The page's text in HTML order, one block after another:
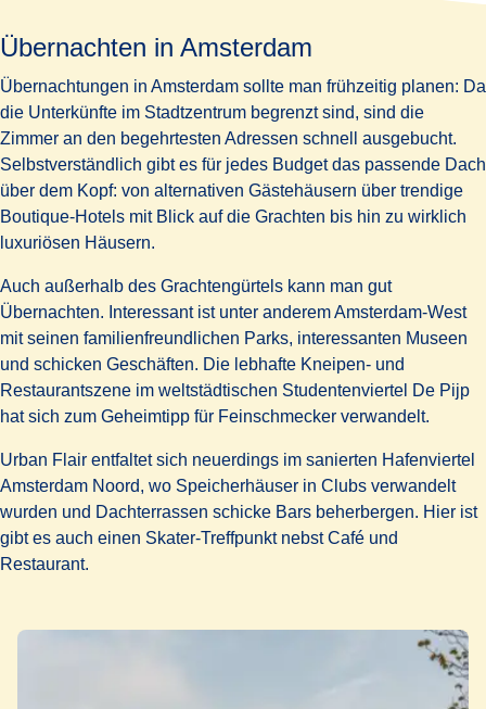
Übernachten in Amsterdam
Übernachtungen in Amsterdam sollte man frühzeitig planen: Da
die Unterkünfte im Stadtzentrum begrenzt sind, sind die
Zimmer an den begehrtesten Adressen schnell ausgebucht.
Selbstverständlich gibt es für jedes Budget das passende Dach
über dem Kopf: von alternativen Gästehäusern über trendige
Boutique-Hotels mit Blick auf die Grachten bis hin zu wirklich
luxuriösen Häusern.
Auch außerhalb des Grachtengürtels kann man gut
Übernachten. Interessant ist unter anderem Amsterdam-West
mit seinen familienfreundlichen Parks, interessanten Museen
und schicken Geschäften. Die lebhafte Kneipen- und
Restaurantszene im weltstädtischen Studentenviertel De Pijp
hat sich zum Geheimtipp für Feinschmecker verwandelt.
Urban Flair entfaltet sich neuerdings im sanierten Hafenviertel
Amsterdam Noord, wo Speicherhäuser in Clubs verwandelt
wurden und Dachterrassen schicke Bars beherbergen. Hier ist
gibt es auch einen Skater-Treffpunkt nebst Café und
Restaurant.